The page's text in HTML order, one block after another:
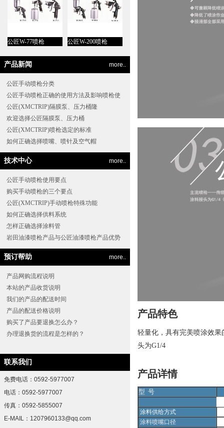
公匠W-77喷枪 公匠W-200喷枪
产品新闻 more..
公匠手动喷枪分类
公匠手动喷枪正确的使用方法及影响喷枪使
公匠(XMCTRIP)隔膜泵、压力桶隆
欢迎选择公匠隔膜泵、压力桶
公匠(XMCTRIP)喷枪选定的标准
如何正确选择喷嘴、喷针及空气帽
技术中心 more..
公匠手动喷枪使用要点
购买手动喷枪的三个要点
公匠(XMCTRIP)手动喷枪特殊功能
如何正确选择供料系统
怎样正确选择涂料管
岩田油漆喷枪产品与公匠油漆喷枪产品优势
预订帮助 more..
产品网购流程说明
本站的产品收货说明
我们的产品的配送时间
产品的配送价格说明
购买了产品要退换怎么办？
办理退换货的流程是怎样的？
联系我们
免费电话：0592-5977007
电话：0592-5977007
传真：0592-5855007
E-MAIL：1207960133@qq.com
产品特色
轻量化，具有完美喷涂效果
头为G1/4
产品详情
型 号
涂料供给方式
涂料喷嘴口径